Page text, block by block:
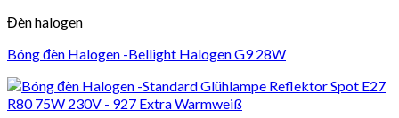
Đèn halogen
Bóng đèn Halogen -Bellight Halogen G9 28W